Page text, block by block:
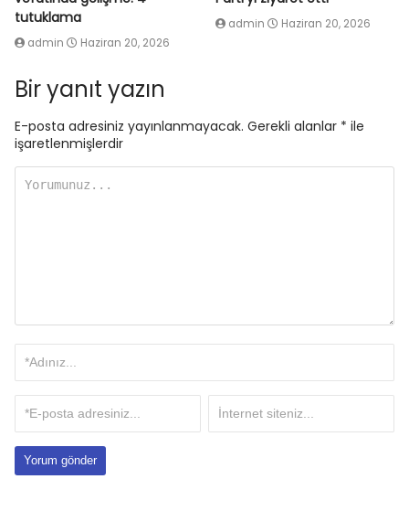
tutuklama
admin Haziran 20, 2026
admin Haziran 20, 2026
Bir yanıt yazın
E-posta adresiniz yayınlanmayacak. Gerekli alanlar * ile
işaretlenmişlerdir